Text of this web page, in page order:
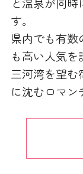
す。
県内でも有
も高い人気を
三河湾を望
に沈むロマン